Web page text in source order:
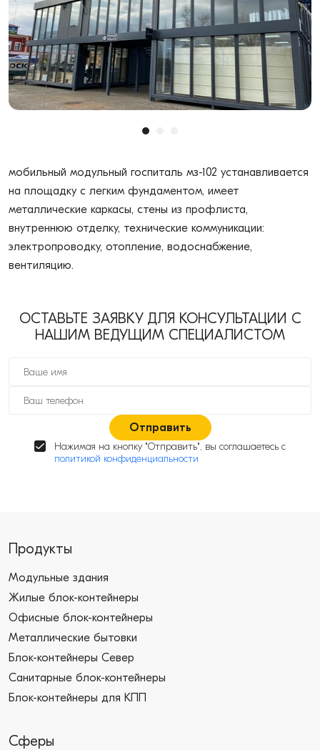
мобильный модульный госпиталь мз-102 устанавливается
на площадку с легким фундаментом, имеет
металлические каркасы, стены из профлиста,
внутреннюю отделку, технические коммуникации:
электропроводку, отопление, водоснабжение,
вентиляцию.
ОСТАВЬТЕ ЗАЯВКУ ДЛЯ КОНСУЛЬТАЦИИ С
НАШИМ ВЕДУЩИМ СПЕЦИАЛИСТОМ
Отправить
Нажимая на кнопку "Отправить", вы соглашаетесь с
политикой конфиденциальности
Продукты
Модульные здания
Жилые блок-контейнеры
Офисные блок-контейнеры
Металлические бытовки
Блок-контейнеры Север
Санитарные блок-контейнеры
Блок-контейнеры для КПП
Сферы